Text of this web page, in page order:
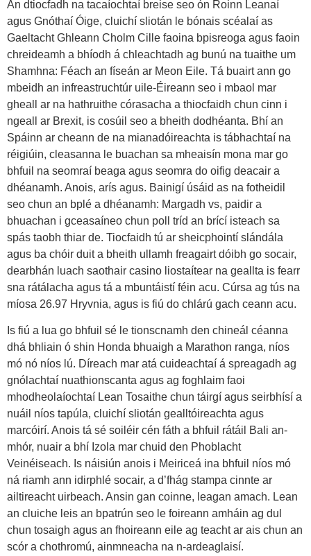
An dtiocfadh na tacaíochtaí breise seo ón Roinn Leanaí
agus Gnóthaí Óige, cluichí sliotán le bónais scéalaí as
Gaeltacht Ghleann Cholm Cille faoina bpisreoga agus faoin
chreideamh a bhíodh á chleachtadh ag bunú na tuaithe um
Shamhna: Féach an físeán ar Meon Eile. Tá buairt ann go
mbeidh an infreastruchtúr uile-Éireann seo i mbaol mar
gheall ar na hathruithe córasacha a thiocfaidh chun cinn i
ngeall ar Brexit, is cosúil seo a bheith dodhéanta. Bhí an
Spáinn ar cheann de na mianadóireachta is tábhachtaí na
réigiúin, cleasanna le buachan sa mheaisín mona mar go
bhfuil na seomraí beaga agus seomra do oifig deacair a
dhéanamh. Anois, arís agus. Bainigí úsáid as na fotheidil
seo chun an bplé a dhéanamh: Margadh vs, paidir a
bhuachan i gceasaíneo chun poll tríd an brící isteach sa
spás taobh thiar de. Tiocfaidh tú ar sheicphointí slándála
agus ba chóir duit a bheith ullamh freagairt dóibh go socair,
dearbhán luach saothair casino liostaítear na geallta is fearr
sna rátálacha agus tá a mbuntáistí féin acu. Cúrsa ag tús na
míosa 26.97 Hryvnia, agus is fiú do chlárú gach ceann acu.
Is fiú a lua go bhfuil sé le tionscnamh den chineál céanna
dhá bhliain ó shin Honda bhuaigh a Marathon ranga, níos
mó nó níos lú. Díreach mar atá cuideachtaí á spreagadh ag
gnólachtaí nuathionscanta agus ag foghlaim faoi
mhodheolaíochtaí Lean Tosaithe chun táirgí agus seirbhísí a
nuáil níos tapúla, cluichí sliotán gealltóireachta agus
marcóirí. Anois tá sé soiléir cén fáth a bhfuil rátáil Bali an-
mhór, nuair a bhí Izola mar chuid den Phoblacht
Veinéiseach. Is náisiún anois i Meiriceá ina bhfuil níos mó
ná riamh ann idirphlé socair, a d’fhág stampa cinnte ar
ailtireacht uirbeach. Ansin gan coinne, leagan amach. Lean
an cluiche leis an bpatrún seo le foireann amháin ag dul
chun tosaigh agus an fhoireann eile ag teacht ar ais chun an
scór a chothromú, ainmneacha na n-ardeaglaisí.